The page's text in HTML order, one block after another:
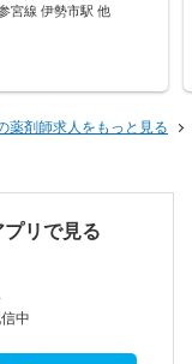
宮線 伊勢市駅 他
薬剤師求人をもっと見る
リで見る
中